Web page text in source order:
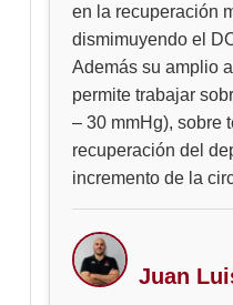
en la recuperación
dismimuyendo el
Además su amplio
permite trabajar
– 30 mmHg), sobre
recuperación del
incremento de la
Juan